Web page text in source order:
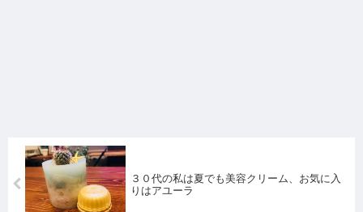
３０代の私は夏でも美容クリーム、お気に入
りはアユーラ